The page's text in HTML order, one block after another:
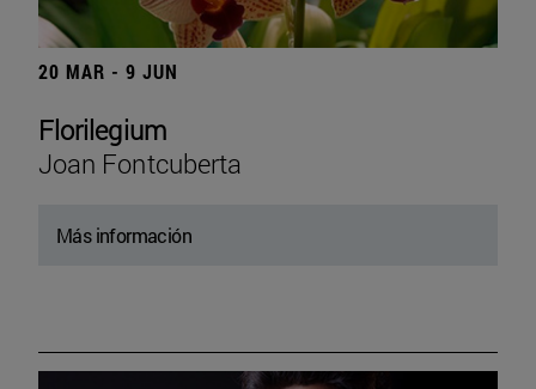
20 MAR - 9 JUN
Florilegium
Joan Fontcuberta
Más información